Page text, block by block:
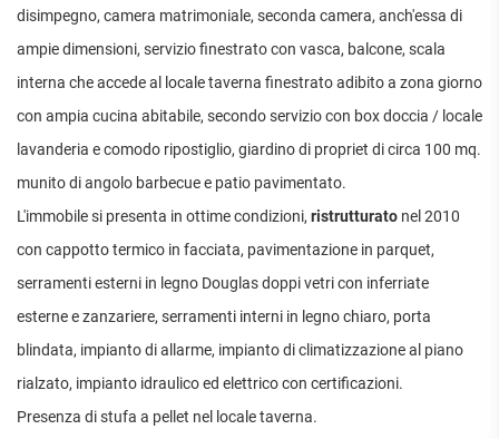
ATTICI
CASE
INDIPENDENTI
LOFT
STANZE
RUSTICI E
CASALI
UFFICI
ATTIVITÀ
IN
GESTIONE
PIANO
ALTO
APPARTAMENTI
GIARDINO
APPARTAMENTI
VICINO
ALLA
VILLETTE
A
SCHIERA
disimpegno, camera matrimoniale, seconda camera, anch'essa di
ampie dimensioni, servizio finestrato con vasca, balcone, scala
interna che accede al locale taverna finestrato adibito a zona giorno
con ampia cucina abitabile, secondo servizio con box doccia / locale
lavanderia e comodo ripostiglio, giardino di propriet di circa 100 mq.
munito di angolo barbecue e patio pavimentato.
L'immobile si presenta in ottime condizioni, ristrutturato nel 2010
con cappotto termico in facciata, pavimentazione in parquet,
serramenti esterni in legno Douglas doppi vetri con inferriate
esterne e zanzariere, serramenti interni in legno chiaro, porta
blindata, impianto di allarme, impianto di climatizzazione al piano
rialzato, impianto idraulico ed elettrico con certificazioni.
Presenza di stufa a pellet nel locale taverna.